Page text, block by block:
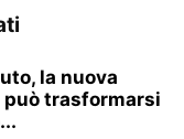
la nuova
trasformarsi